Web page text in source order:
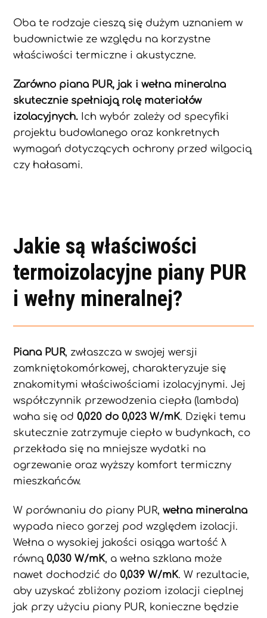
Oba te rodzaje cieszą się dużym uznaniem w
budownictwie ze względu na korzystne
właściwości termiczne i akustyczne.
Zarówno piana PUR, jak i wełna mineralna
skutecznie spełniają rolę materiałów
izolacyjnych. Ich wybór zależy od specyfiki
projektu budowlanego oraz konkretnych
wymagań dotyczących ochrony przed wilgocią
czy hałasami.
Jakie są właściwości
termoizolacyjne piany PUR
i wełny mineralnej?
Piana PUR, zwłaszcza w swojej wersji
zamkniętokomórkowej, charakteryzuje się
znakomitymi właściwościami izolacyjnymi. Jej
współczynnik przewodzenia ciepła (lambda)
waha się od0,020 do 0,023 W/mK. Dzięki temu
skutecznie zatrzymuje ciepło w budynkach, co
przekłada się na mniejsze wydatki na
ogrzewanie oraz wyższy komfort termiczny
mieszkańców.
W porównaniu do piany PUR,wełna mineralna
wypada nieco gorzej pod względem izolacji.
Wełna o wysokiej jakości osiąga wartość λ
równą0,030 W/mK, a wełna szklana może
nawet dochodzić do0,039 W/mK. W rezultacie,
aby uzyskać zbliżony poziom izolacji cieplnej
jak przy użyciu piany PUR, konieczne będzie